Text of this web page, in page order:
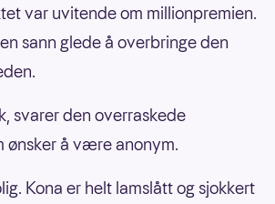
var uvitende om millionpremien.
sann glede å overbringe den
svarer den overraskede
ønsker å være anonym.
Kona er helt lamslått og sjokkert